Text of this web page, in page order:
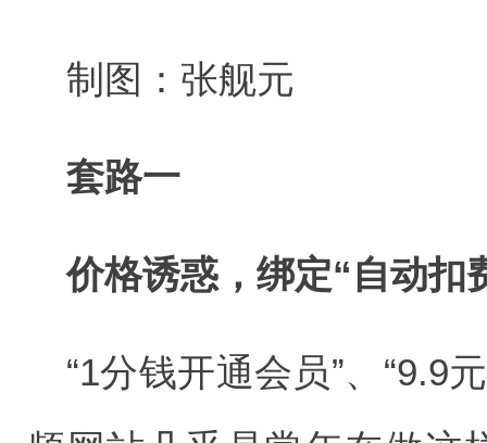
制图：张舰元
套路一
价格诱惑，绑定“自动扣
“1分钱开通会员”、“9.9